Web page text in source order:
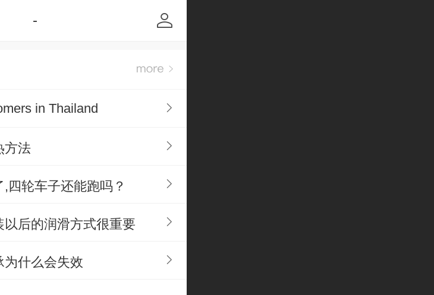
-
in Thailand
方法
四轮车子还能跑吗？
以后的润滑方式很重要
为什么会失效